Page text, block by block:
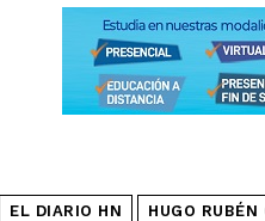
EL DIARIO HN
HUGO